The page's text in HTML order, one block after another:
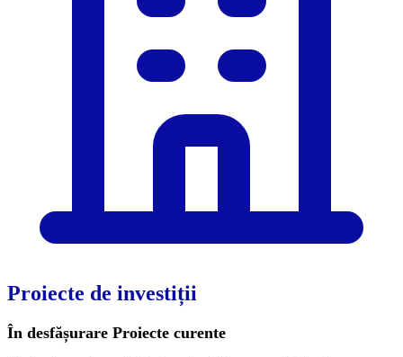
Proiecte de investiții
În desfășurare Proiecte curente